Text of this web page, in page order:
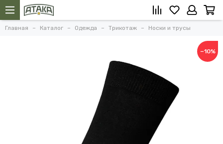
Главная Каталог Одежда Трикотаж Носки и трусы
−10%